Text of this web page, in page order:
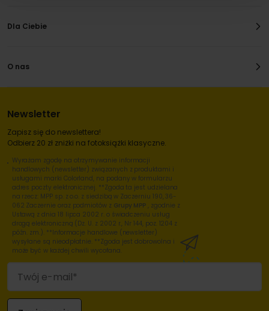
Dla Ciebie
O nas
Newsletter
Zapisz się do newslettera!
Odbierz 20 zł zniżki na fotoksiążki klasyczne.
Wyrażam zgodę na otrzymywanie informacji
handlowych (newsletter) związanych z produktami i
usługami marki Colorland, na podany w formularzu
adres poczty elektronicznej. **Zgoda ta jest udzielana
na rzecz: MPP sp. z o.o. z siedzibą w Zaczerniu 190, 36-
062 Zaczernie oraz podmiotów z Grupy MPP , zgodnie z
Ustawą z dnia 18 lipca 2002 r. o świadczeniu usług
drogą elektroniczną (Dz. U. z 2002 r., Nr 144, poz. 1204 z
późn. zm.). **Informacje handlowe (newsletter)
wysyłane są nieodpłatnie. **Zgoda jest dobrowolna i
może być w każdej chwili wycofana.